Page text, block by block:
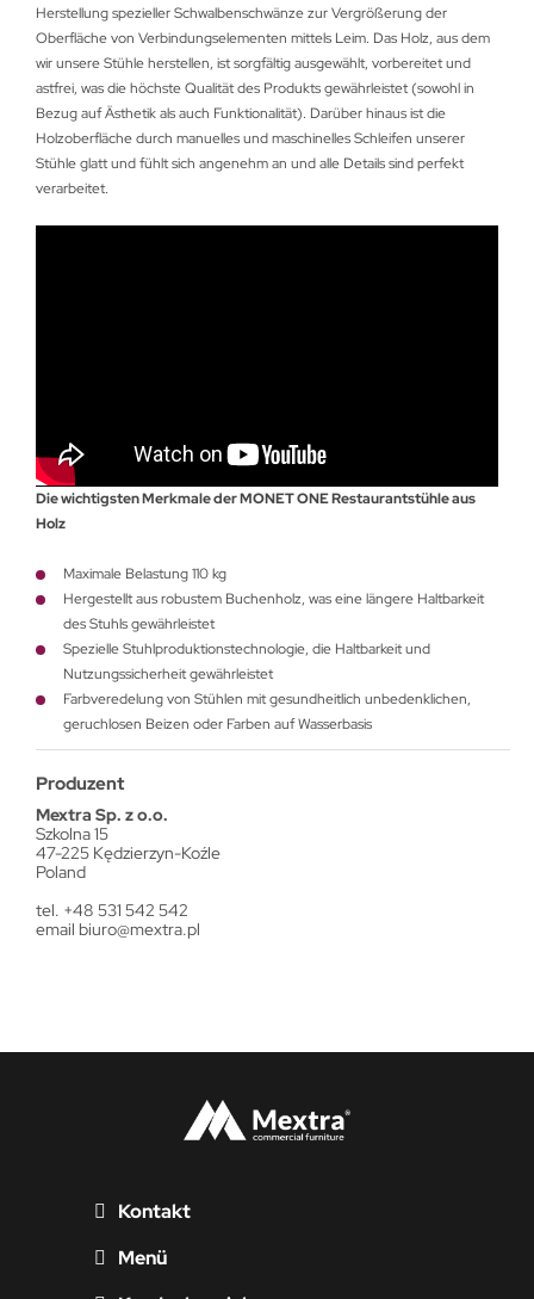
Herstellung spezieller Schwalbenschwänze zur Vergrößerung der
Oberfläche von Verbindungselementen mittels Leim. Das Holz, aus dem
wir unsere Stühle herstellen, ist sorgfältig ausgewählt, vorbereitet und
astfrei, was die höchste Qualität des Produkts gewährleistet (sowohl in
Bezug auf Ästhetik als auch Funktionalität). Darüber hinaus ist die
Holzoberfläche durch manuelles und maschinelles Schleifen unserer
Stühle glatt und fühlt sich angenehm an und alle Details sind perfekt
verarbeitet.
Die wichtigsten Merkmale der MONET ONE Restaurantstühle aus
Holz
Maximale Belastung 110 kg
Hergestellt aus robustem Buchenholz, was eine längere Haltbarkeit
des Stuhls gewährleistet
Spezielle Stuhlproduktionstechnologie, die Haltbarkeit und
Nutzungssicherheit gewährleistet
Farbveredelung von Stühlen mit gesundheitlich unbedenklichen,
geruchlosen Beizen oder Farben auf Wasserbasis
Produzent
Mextra Sp. z o.o.
Szkolna 15
47-225 Kędzierzyn-Koźle
Poland
tel. +48 531 542 542
email biuro@mextra.pl
Kontakt
Menü